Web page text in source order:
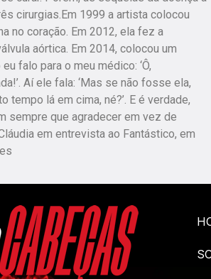
cirurgias.Em 1999 a artista colocou
no coração. Em 2012, ela fez a
aórtica. Em 2014, colocou um
falo para o meu médico: ‘Ô,
Aí ele fala: ‘Mas se não fosse ela,
tempo lá em cima, né?’. E é verdade,
sempre que agradecer em vez de
em entrevista ao Fantástico, em